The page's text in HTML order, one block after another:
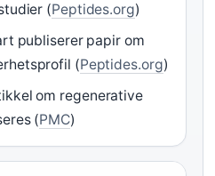
(Peptides.org)
publiserer papir om
(Peptides.org)
om regenerative
(PMC)